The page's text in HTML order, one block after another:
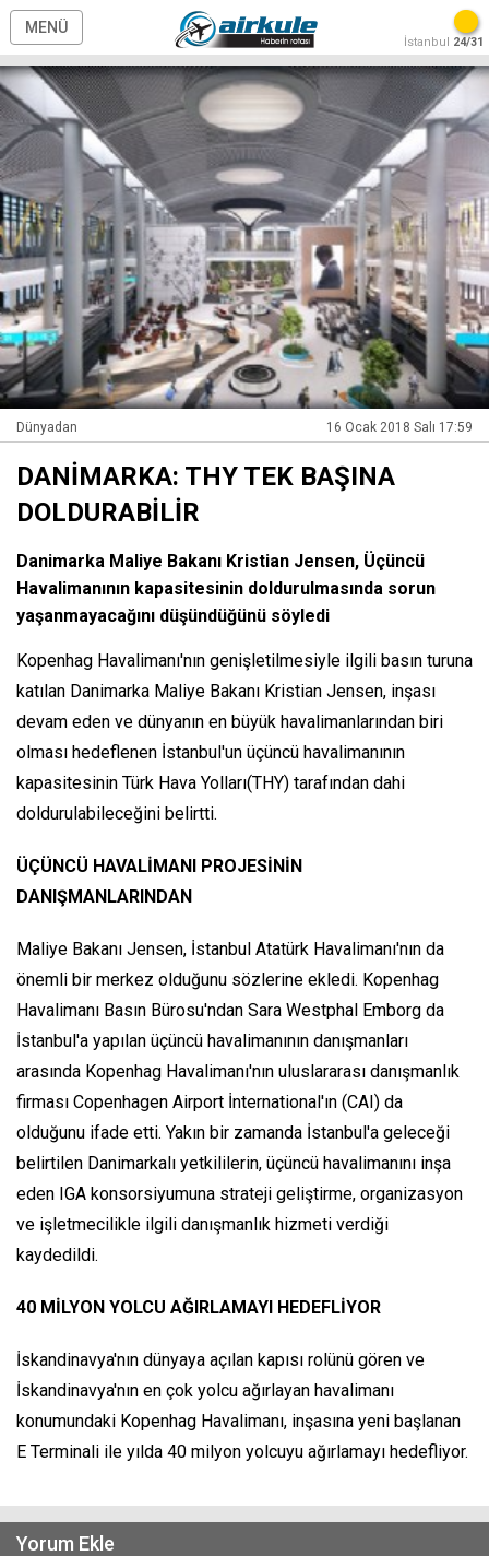
MENÜ
İstanbul 24/31
Dünyadan 16 Ocak 2018 Salı 17:59
DANİMARKA: THY TEK BAŞINA
DOLDURABİLİR
Danimarka Maliye Bakanı Kristian Jensen, Üçüncü
Havalimanının kapasitesinin doldurulmasında sorun
yaşanmayacağını düşündüğünü söyledi
Kopenhag Havalimanı'nın genişletilmesiyle ilgili basın turuna
katılan Danimarka Maliye Bakanı Kristian Jensen, inşası
devam eden ve dünyanın en büyük havalimanlarından biri
olması hedeflenen İstanbul'un üçüncü havalimanının
kapasitesinin Türk Hava Yolları(THY) tarafından dahi
doldurulabileceğini belirtti.
ÜÇÜNCÜ HAVALİMANI PROJESİNİN
DANIŞMANLARINDAN
Maliye Bakanı Jensen, İstanbul Atatürk Havalimanı'nın da
önemli bir merkez olduğunu sözlerine ekledi. Kopenhag
Havalimanı Basın Bürosu'ndan Sara Westphal Emborg da
İstanbul'a yapılan üçüncü havalimanının danışmanları
arasında Kopenhag Havalimanı'nın uluslararası danışmanlık
firması Copenhagen Airport İnternational'ın (CAI) da
olduğunu ifade etti. Yakın bir zamanda İstanbul'a geleceği
belirtilen Danimarkalı yetkililerin, üçüncü havalimanını inşa
eden IGA konsorsiyumuna strateji geliştirme, organizasyon
ve işletmecilikle ilgili danışmanlık hizmeti verdiği
kaydedildi.
40 MİLYON YOLCU AĞIRLAMAYI HEDEFLİYOR
İskandinavya'nın dünyaya açılan kapısı rolünü gören ve
İskandinavya'nın en çok yolcu ağırlayan havalimanı
konumundaki Kopenhag Havalimanı, inşasına yeni başlanan
E Terminali ile yılda 40 milyon yolcuyu ağırlamayı hedefliyor.
Yorum Ekle